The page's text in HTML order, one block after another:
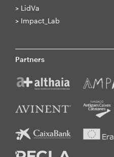
> LidVa
> Impact_Lab
Partners